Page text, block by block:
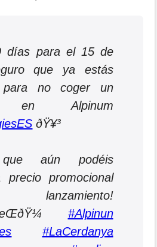
días para el 15 de
que ya estás
para no coger un
en Alpinum
ðŸ¥³
que aún podéis
precio promocional
#Alpinun
#LaCerdanya